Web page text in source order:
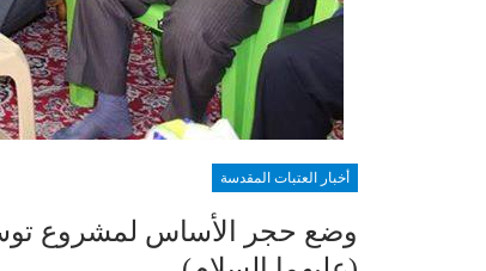
أخبار العتبات المقدسة
وضع حجر الأساس لمشروع